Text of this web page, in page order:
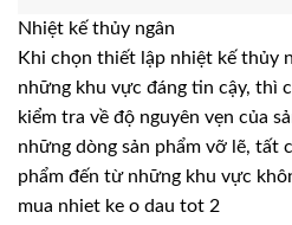
Nhiệt kế thủy ngân
Khi chọn thiết lập nhiệt kế thủy
những khu vực đáng tin cậy, thì
kiểm tra về độ nguyên vẹn của
những dòng sản phẩm vỡ lẽ, tất
phẩm đến từ những khu vực
mua nhiet ke o dau tot 2